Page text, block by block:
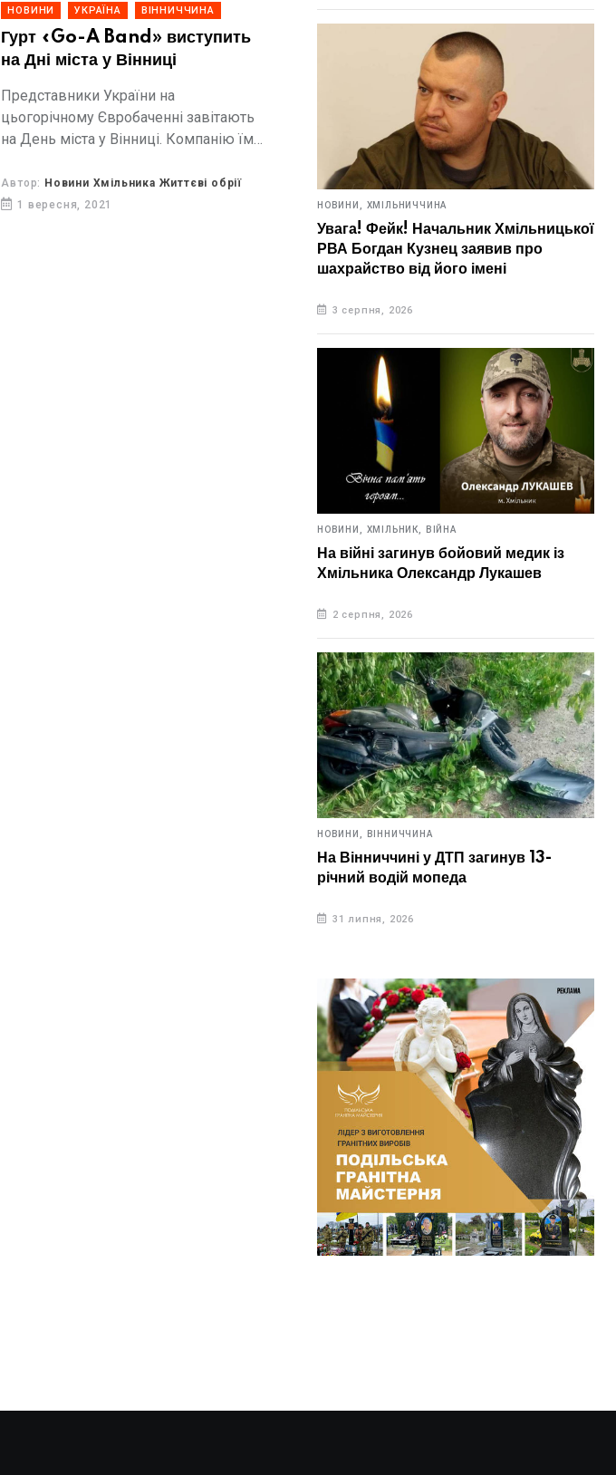
НОВИНИ УКРАЇНА ВІННИЧЧИНА
Гурт «Go-A Band» виступить
на Дні міста у Вінниці
Представники України на
цьогорічному Євробаченні завітають
на День міста у Вінниці. Компанію їм
Артем Пивоваров - повідомляють
Життєві обрії, посилаючись на
Автор: Новини Хмільника Життєві обрії
1 вересня, 2021
НОВИНИ, ХМІЛЬНИЧЧИНА
Увага! Фейк! Начальник Хмільницької
РВА Богдан Кузнец заявив про
шахрайство від його імені
3 серпня, 2026
НОВИНИ, ХМІЛЬНИК, ВІЙНА
На війні загинув бойовий медик із
Хмільника Олександр Лукашев
2 серпня, 2026
НОВИНИ, ВІННИЧЧИНА
На Вінниччині у ДТП загинув 13-
річний водій мопеда
31 липня, 2026